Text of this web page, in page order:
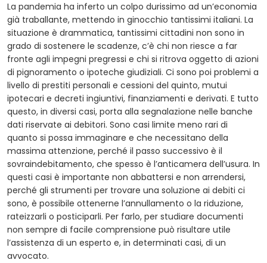
La pandemia ha inferto un colpo durissimo ad un’economia
già traballante, mettendo in ginocchio tantissimi italiani. La
situazione è drammatica, tantissimi cittadini non sono in
grado di sostenere le scadenze, c’è chi non riesce a far
fronte agli impegni pregressi e chi si ritrova oggetto di azioni
di pignoramento o ipoteche giudiziali. Ci sono poi problemi a
livello di prestiti personali e cessioni del quinto, mutui
ipotecari e decreti ingiuntivi, finanziamenti e derivati. E tutto
questo, in diversi casi, porta alla segnalazione nelle banche
dati riservate ai debitori. Sono casi limite meno rari di
quanto si possa immaginare e che necessitano della
massima attenzione, perché il passo successivo è il
sovraindebitamento, che spesso è l’anticamera dell’usura. In
questi casi è importante non abbattersi e non arrendersi,
perché gli strumenti per trovare una soluzione ai debiti ci
sono, è possibile ottenerne l’annullamento o la riduzione,
rateizzarli o posticiparli. Per farlo, per studiare documenti
non sempre di facile comprensione può risultare utile
l’assistenza di un esperto e, in determinati casi, di un
avvocato.